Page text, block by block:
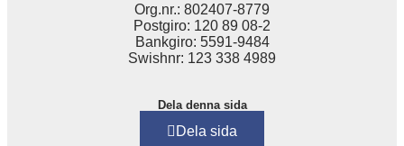
Org.nr.: 802407-8779
Postgiro: 120 89 08-2
Bankgiro: 5591-9484
Swishnr: 123 338 4989
Dela denna sida
Dela sida